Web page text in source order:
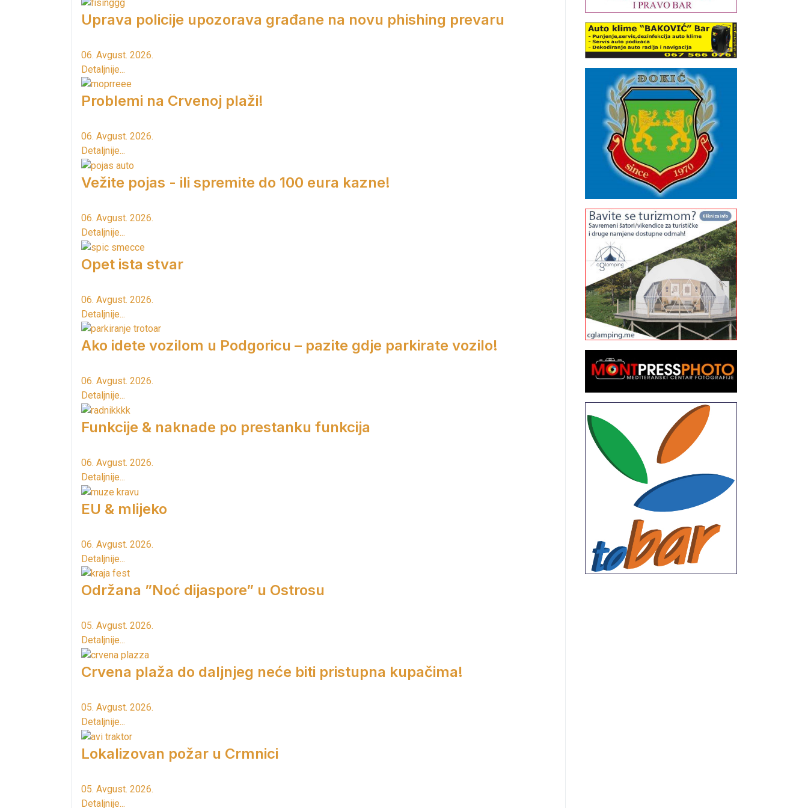
Uprava policije upozorava građane na novu phishing prevaru
06. Avgust. 2026.
Detaljnije...
Problemi na Crvenoj plaži!
06. Avgust. 2026.
Detaljnije...
Vežite pojas - ili spremite do 100 eura kazne!
06. Avgust. 2026.
Detaljnije...
Opet ista stvar
06. Avgust. 2026.
Detaljnije...
Ako idete vozilom u Podgoricu – pazite gdje parkirate vozilo!
06. Avgust. 2026.
Detaljnije...
Funkcije & naknade po prestanku funkcija
06. Avgust. 2026.
Detaljnije...
EU & mlijeko
06. Avgust. 2026.
Detaljnije...
Održana ”Noć dijaspore” u Ostrosu
05. Avgust. 2026.
Detaljnije...
Crvena plaža do daljnjeg neće biti pristupna kupačima!
05. Avgust. 2026.
Detaljnije...
Lokalizovan požar u Crmnici
05. Avgust. 2026.
Detaljnije...